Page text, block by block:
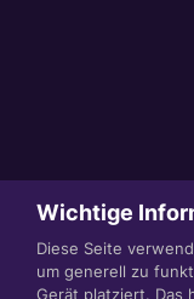
Wichtige
Diese Seite
um generell zu
Gerät platziert. Das